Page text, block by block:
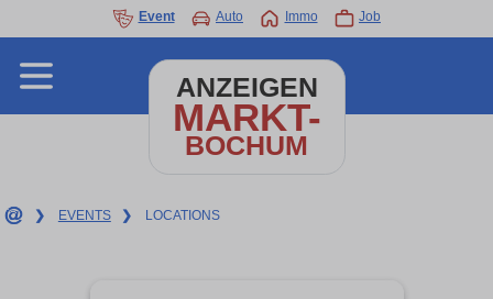
Event Auto Immo Job
ANZEIGEN
MARKT-
BOCHUM
❯ EVENTS ❯ LOCATIONS